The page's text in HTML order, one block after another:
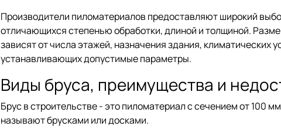
Производители пиломатериалов предоставляют широкий
отличающихся степенью обработки, длиной и толщиной.
зависят от числа этажей, назначения здания, климатических
устанавливающих допустимые параметры.
Виды бруса, преимущества и
Брус в строительстве - это пиломатериал с сечением от 100
называют брусками или досками.